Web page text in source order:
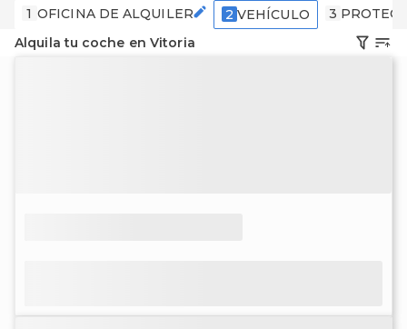
1 OFICINA DE ALQUILER 2 VEHÍCULO 3
Alquila tu coche en Vitoria